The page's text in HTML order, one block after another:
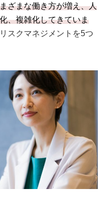
ざまな働き方が増え、人
、複雑化してきていま
スクマネジメントを5つ